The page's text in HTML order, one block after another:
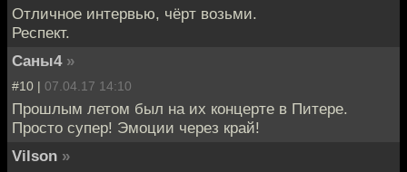
Отличное интервью, чёрт возьми.
Респект.
Саны4 »
#10 | 07.04.17 14:10
Прошлым летом был на их концерте в Питере.
Просто супер! Эмоции через край!
Vilson »